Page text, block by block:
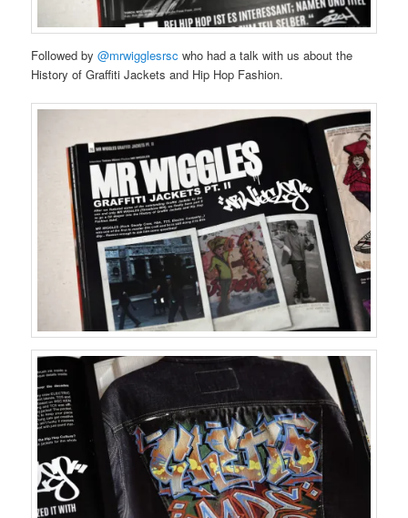
Followed by@mrwigglesrsc who had a talk with us about the
History of Graffiti Jackets and Hip Hop Fashion.